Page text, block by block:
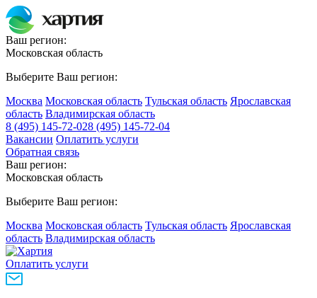
Ваш регион:
Московская область
Выберите Ваш регион:
Москва Московская область Тульская область Ярославская
область Владимирская область
8 (495) 145-72-028 (495) 145-72-04
Вакансии Оплатить услуги
Обратная связь
Ваш регион:
Московская область
Выберите Ваш регион:
Москва Московская область Тульская область Ярославская
область Владимирская область
Оплатить услуги